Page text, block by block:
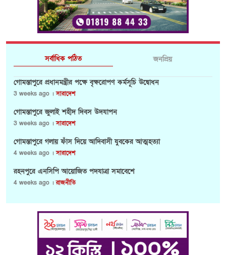
সর্বাধিক পঠিত জনপ্রিয়
গোমস্তাপুরে প্রধানমন্ত্রীর পক্ষে বৃক্ষরোপণ কর্মসূচি উদ্বোধন
3 weeks ago ।সারাদেশ
গোমস্তাপুরে জুলাই শহীদ দিবস উদযাপন
3 weeks ago ।সারাদেশ
গোমস্তাপুরে গলায় ফাঁস দিয়ে আদিবাসী যুবকের আত্মহত্যা
4 weeks ago ।সারাদেশ
রহনপুরে এনসিপি আয়োজিত পদযাত্রা সমাবেশে
4 weeks ago ।রাজনীতি